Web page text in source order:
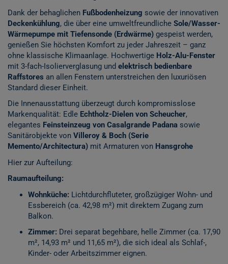
Dank der behaglichen Fußbodenheizung sowie der innovativen
Deckenkühlung, die über eine umweltfreundliche Sole/Wasser-
Wärmepumpe mit Tiefensonde (Erdwärme) gespeist werden,
genießen Sie höchsten Komfort zu jeder Jahreszeit – ganz
ohne klassische Klimaanlage. Hochwertige Holz-Alu-Fenster
mit 3-fach-Isolierverglasung und elektrisch bedienbare
Raffstores an allen Fenstern unterstreichen den luxuriösen
Standard dieser Einheit.
Die Innenausstattung überzeugt durch kompromisslose
Markenqualität: Edle Echtholz-Dielen von Scheucher,
elegantes Feinsteinzeug von Casalgrande Padana sowie
Sanitärobjekte von Villeroy & Boch (Serie
Memento/Architectura) mit Armaturen von Hansgrohe
Hier zur Aufteilung:
Raumaufteilung:
Wohnküche: Lichtdurchfluteter, großzügiger Wohn- und
Essbereich (ca. 42,98 m²) mit direktem Zugang zum
Balkon.
Zimmer: Drei separat begehbare, helle Zimmer (ca. 17,90
m², 14,93 m² und 11,65 m²), die sich ideal als Schlaf-,
Kinder- oder Arbeitszimmer eignen.